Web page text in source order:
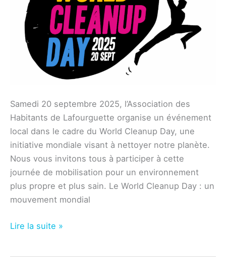
Samedi 20 septembre 2025, l’Association des
Habitants de Lafourguette organise un événement
local dans le cadre du World Cleanup Day, une
initiative mondiale visant à nettoyer notre planète.
Nous vous invitons tous à participer à cette
journée de mobilisation pour un environnement
plus propre et plus sain. Le World Cleanup Day : un
mouvement mondial
Environnement
Lire la suite »